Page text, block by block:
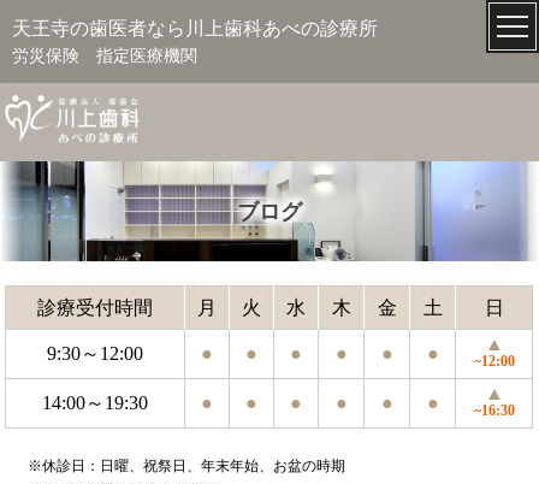
天王寺の歯医者なら川上歯科あべの診療所
労災保険 指定医療機関
ブログ
診療受付時間 月 火 水 木 金 土 日
9:30～12:00 ● ● ● ● ● ● ▲
~12:00
14:00～19:30 ● ● ● ● ● ● ▲
~16:30
※休診日：日曜、祝祭日、年末年始、お盆の時期